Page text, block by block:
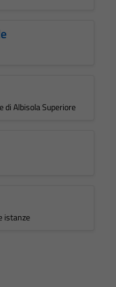
di Albisola Superiore
istanze